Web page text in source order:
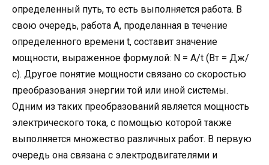
определенный путь, то есть выполняется работа. В
свою очередь, работа А, проделанная в течение
определенного времени t, составит значение
мощности, выраженное формулой: N = A/t (Вт = Дж/
с). Другое понятие мощности связано со скоростью
преобразования энергии той или иной системы.
Одним из таких преобразований является мощность
электрического тока, с помощью которой также
выполняется множество различных работ. В первую
очередь она связана с электродвигателями и